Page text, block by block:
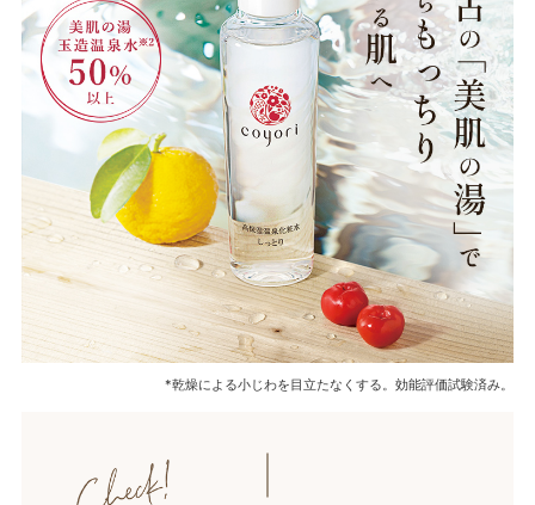
*乾燥による小じわを目立たなくする。効能評価試験済み。